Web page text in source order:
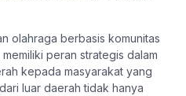
olahraga berbasis komunitas
peran strategis dalam
kepada masyarakat yang
luar daerah tidak hanya